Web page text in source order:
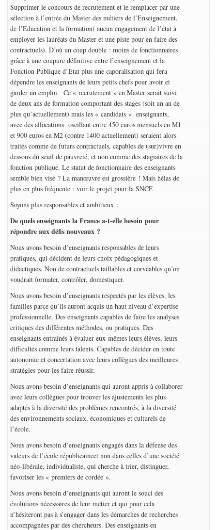
Supprimer le concours de recrutement et le remplacer par une
sélection à l’entrée du Master des métiers de l’Enseignement,
de l’Education et la formation( aucun engagement de l’état à
employer les lauréats du Master et une piste pour en faire des
contractuels). D’où un coup double : moins de fonctionnaires
grâce à une coupure définitive entre l’enseignement et la
Fonction Publique d’Etat plus une caporalisation qui fera
dépendre les enseignants de leurs petits chefs pour avoir et
garder un emploi. Ce « recrutement » en Master serait suivi
de deux ans de formation comportant des stages (soit un an de
plus qu’actuellement) mais les « candidats » enseignants,
avec des allocations oscillant entre 450 euros mensuels en M1
et 900 euros en M2 (contre 1400 actuellement) seraient alors
traités comme de futurs contractuels, capables de (sur)vivre en
dessous du seuil de pauvreté, et non comme des stagiaires de la
fonction publique. Le statut de fonctionnaire des enseignants
semble bien visé ? La manœuvre est grossière ! Mais hélas de
plus en plus fréquente : voir le projet pour la SNCF.
Soyons plus responsables et ambitieux :
De quels enseignants la France a-t-elle besoin pour
répondre aux défis nouveaux ?
Nous avons besoin d’enseignants responsables de leurs
pratiques, qui décident de leurs choix pédagogiques et
didactiques. Non de contractuels taillables et corvéables qu’on
voudrait formater, contrôler, domestiquer.
Nous avons besoin d’enseignants respectés par les élèves, les
familles parce qu’ils auront acquis un haut niveau d’expertise
professionnelle. Des enseignants capables de faire les analyses
critiques des différentes méthodes, ou pratiques. Des
enseignants entraînés à évaluer eux-mêmes leurs élèves, leurs
difficultés comme leurs talents. Capables de décider en toute
autonomie et concertation avec leurs collègues des meilleures
stratégies pour les faire réussir.
Nous avons besoin d’enseignants qui auront appris à collaborer
avec leurs collègues pour trouver les ajustements les plus
adaptés à la diversité des problèmes rencontrés, à la diversité
des environnements sociaux, économiques et culturels de
l’école.
Nous avons besoin d’enseignants engagés dans la défense des
valeurs de l’école républicaineet non dans celles d’une société
néo-libérale, individualiste, qui cherche à trier, distinguer,
favoriser les « premiers de cordée ».
Nous avons besoin d’enseignants qui auront le souci des
évolutions nécessaires de leur métier et qui pour cela
n’hésiteront pas à s’engager dans les démarches de recherches
accompagnées par des chercheurs. Des enseignants en